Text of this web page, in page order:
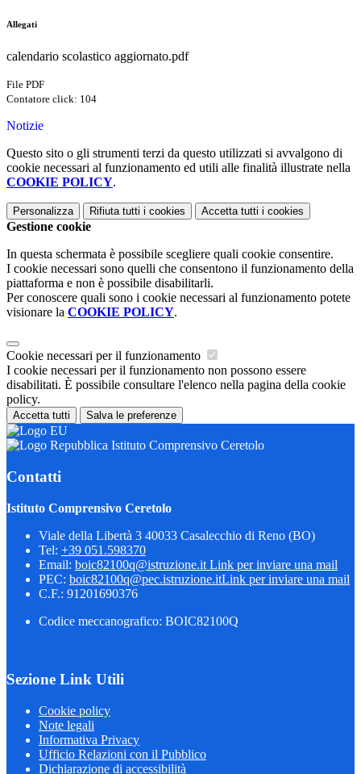
Allegati
calendario scolastico aggiornato.pdf
File PDF
Contatore click: 104
Notizie
Questo sito o gli strumenti terzi da questo utilizzati si avvalgono di
cookie necessari al funzionamento ed utili alle finalità illustrate nella
COOKIE POLICY.
Personalizza Rifiuta tutti i cookies Accetta tutti i cookies
Gestione cookie
In questa schermata è possibile scegliere quali cookie consentire.
I cookie necessari sono quelli che consentono il funzionamento della
piattaforma e non è possibile disabilitarli.
Per conoscere quali sono i cookie necessari al funzionamento potete
visionare la COOKIE POLICY.
Cookie necessari per il funzionamento
I cookie necessari per il funzionamento non possono essere
disabilitati. È possibile consultare l'elenco nella pagina della cookie
policy.
Accetta tutti Salva le preferenze
Istituto Comprensivo Ceretolo
Contatti
Istituto Comprensivo Ceretolo
Viale della Libertà 3 40033 Casalecchio di Reno (BO)
Tel: +39 051.598370
Email: boic82100q@istruzione.it Link per inviare una mail
PEC: boic82100q@pec.istruzione.itLink per inviare una mail
C.F.: 91201690376
Codice meccanografico: BOIC82100Q
Sezione Link Utili
Cookie policy
Note legali
Informativa Privacy
Ufficio Relazioni con il Pubblico
Dichiarazione di accessibilità